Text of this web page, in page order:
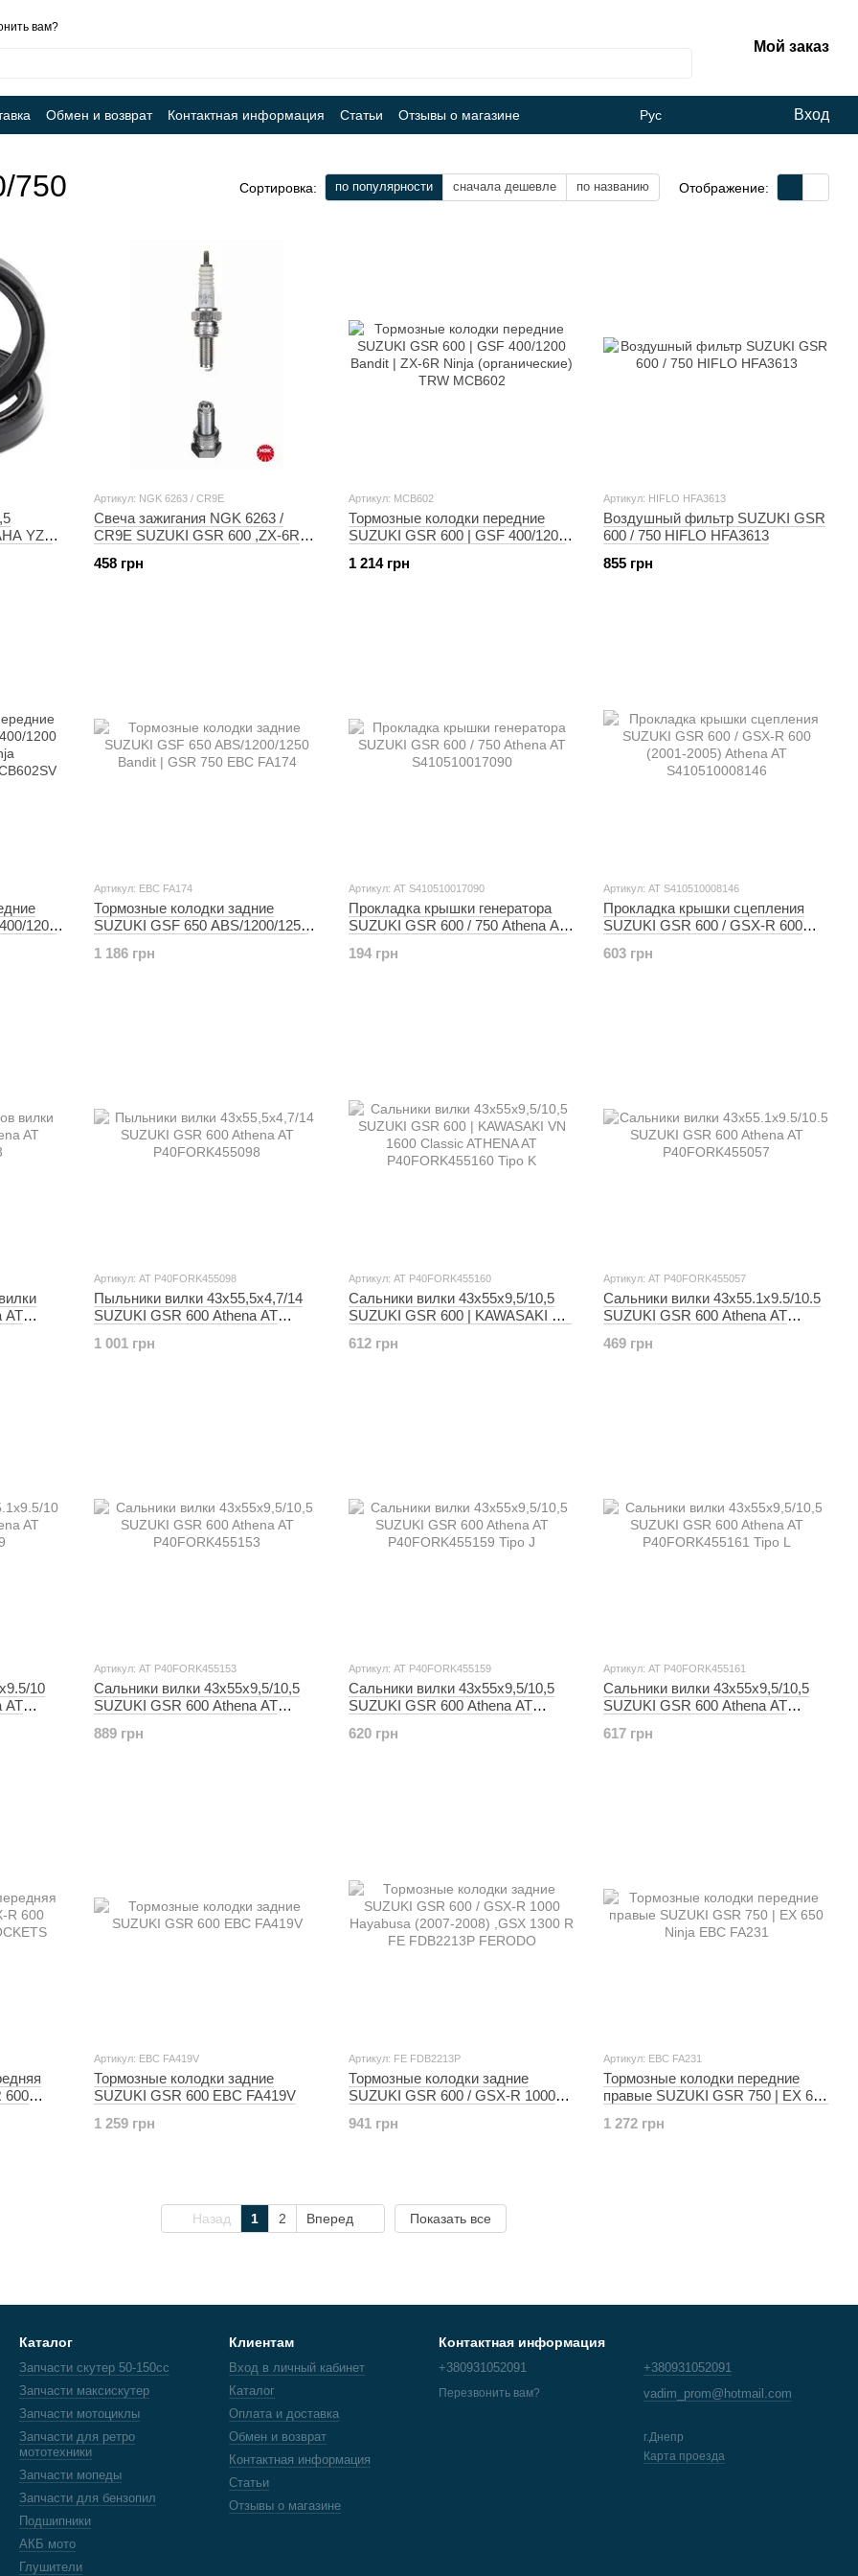
вам?
Мой заказ
Обмен и возврат Контактная информация Статьи Отзывы о магазине Рус Вход
750 Сортировка: по популярности сначала дешевле по названию Отображение:
YZF
Артикул: NGK 6263 / CR9E
Свеча зажигания NGK 6263 /
CR9E SUZUKI GSR 600 ,ZX-6R
600R/750R/R1 ,CBR125R
458 грн
Артикул: MCB602
Тормозные колодки передние
SUZUKI GSR 600 | GSF 400/1200
(органические) TRW MCB602
1 214 грн
Артикул: HIFLO HFA3613
Воздушный фильтр SUZUKI GSR
600 / 750 HIFLO HFA3613
855 грн
1200
Артикул: EBC FA174
Тормозные колодки задние
SUZUKI GSF 650 ABS/1200/1250
1 186 грн
Артикул: AT S410510017090
Прокладка крышки генератора
SUZUKI GSR 600 / 750 Athena AT
194 грн
Артикул: AT S410510008146
Прокладка крышки сцепления
SUZUKI GSR 600 / GSX-R 600
S410510008146
603 грн
AT
Артикул: AT P40FORK455098
Пыльники вилки 43x55,5x4,7/14
SUZUKI GSR 600 Athena AT
1 001 грн
Артикул: AT P40FORK455160
Сальники вилки 43x55x9,5/10,5
SUZUKI GSR 600 | KAWASAKI VN
P40FORK455160 Tipo K
612 грн
Артикул: AT P40FORK455057
Сальники вилки 43x55.1x9.5/10.5
SUZUKI GSR 600 Athena AT
469 грн
10
AT
Артикул: AT P40FORK455153
Сальники вилки 43x55x9,5/10,5
SUZUKI GSR 600 Athena AT
889 грн
Артикул: AT P40FORK455159
Сальники вилки 43x55x9,5/10,5
SUZUKI GSR 600 Athena AT
620 грн
Артикул: AT P40FORK455161
Сальники вилки 43x55x9,5/10,5
SUZUKI GSR 600 Athena AT
617 грн
600
Артикул: EBC FA419V
Тормозные колодки задние
SUZUKI GSR 600 EBC FA419V
1 259 грн
Артикул: FE FDB2213P
Тормозные колодки задние
SUZUKI GSR 600 / GSX-R 1000
R FE FDB2213P FERODO
941 грн
Артикул: EBC FA231
Тормозные колодки передние
правые SUZUKI GSR 750 | EX 650
1 272 грн
Назад 1 2 Вперед Показать все
Каталог
Запчасти скутер 50-150cc
Запчасти максискутер
Запчасти мотоциклы
Запчасти для ретро
мототехники
Запчасти мопеды
Запчасти для бензопил
Подшипники
АКБ мото
Глушители
Клиентам
Вход в личный кабинет
Каталог
Оплата и доставка
Обмен и возврат
Контактная информация
Статьи
Отзывы о магазине
Контактная информация
+380931052091
Перезвонить вам?
+380931052091
vadim_prom@hotmail.com
г.Днепр
Карта проезда